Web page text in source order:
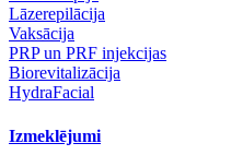
Lāzerepilācija
Vaksācija
PRP un PRF injekcijas
Biorevitalizācija
HydraFacial
Izmeklējumi